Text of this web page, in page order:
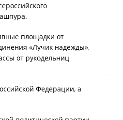
площадки от
«Лучик надежды»,
от рукодельниц
Федерации, а